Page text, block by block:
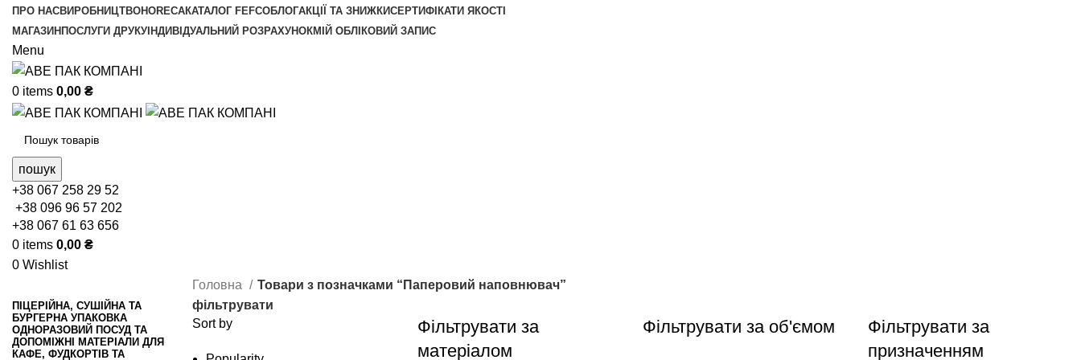
ПРО НАСВИРОБНИЦТВОHORECAКАТАЛОГ FEFCOБЛОГАКЦІЇ ТА ЗНИЖКИСЕРТИФІКАТИ ЯКОСТІ
МАГАЗИН ПОСЛУГИ ДРУКУ ІНДИВІДУАЛЬНИЙ РОЗРАХУНОКМІЙ ОБЛІКОВИЙ ЗАПИС
Menu
0 items 0,00 ₴
пошук
+38 067 258 29 52
+38 096 96 57 202
+38 067 61 63 656
0 items 0,00 ₴
0 Wishlist
ПІЦЕРІЙНА, СУШІЙНА ТА
БУРГЕРНА УПАКОВКА
ОДНОРАЗОВИЙ ПОСУД ТА
ДОПОМІЖНІ МАТЕРІАЛИ ДЛЯ
КАФЕ, ФУДКОРТІВ ТА
Головна
Товари з позначками “Паперовий наповнювач”
фільтрувати
Sort by
Фільтрувати за
матеріалом
Фільтрувати за об'ємом
Фільтрувати за
призначенням